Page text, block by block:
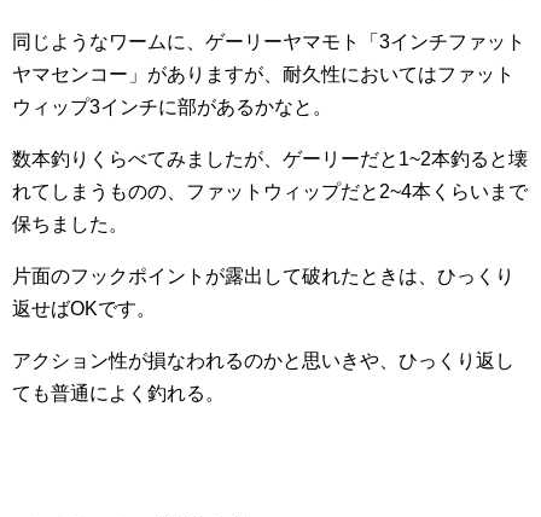
同じようなワームに、ゲーリーヤマモト「3インチファット
ヤマセンコー」がありますが、耐久性においてはファット
ウィップ3インチに部があるかなと。
数本釣りくらべてみましたが、ゲーリーだと1~2本釣ると壊
れてしまうものの、ファットウィップだと2~4本くらいまで
保ちました。
片面のフックポイントが露出して破れたときは、ひっくり
返せばOKです。
アクション性が損なわれるのかと思いきや、ひっくり返し
ても普通によく釣れる。